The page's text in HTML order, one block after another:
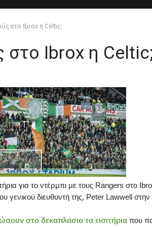
στο Ibrox η Celtic;
στο Ibrox η Celtic;
για το ντέρμπι με τους Rangers στο
γενικού διευθυντή της, Peter Lawwell στην
στο δεκαπλάσιο τα εισιτήρια που